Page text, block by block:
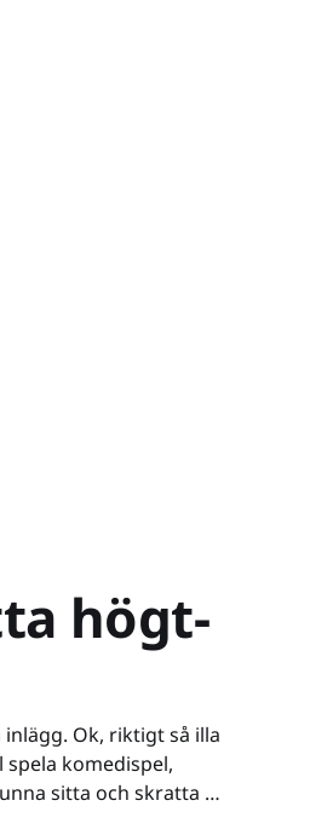
högt-
så illa
sitta och skratta åt